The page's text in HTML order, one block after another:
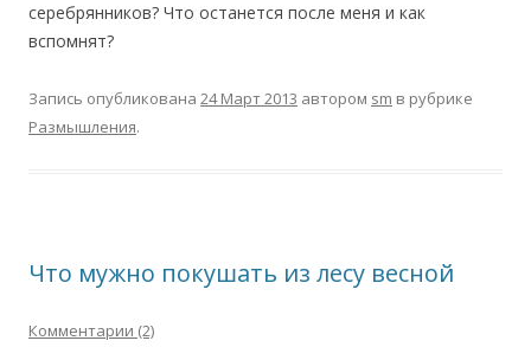
серебрянников? Что останется после меня и как
вспомнят?
Запись опубликована 24 Март 2013 автором sm в рубрике
Размышления.
Что мужно покушать из лесу весной
Комментарии (2)